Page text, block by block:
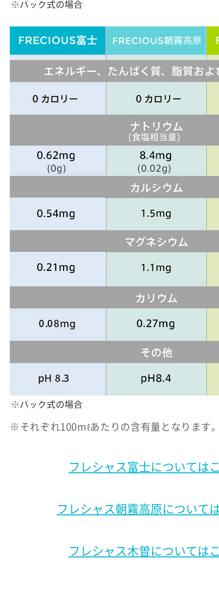
※それぞれ100mℓあたりの含有量となります
フレシャス富士については
フレシャス朝霧高原について
フレシャス木曽については